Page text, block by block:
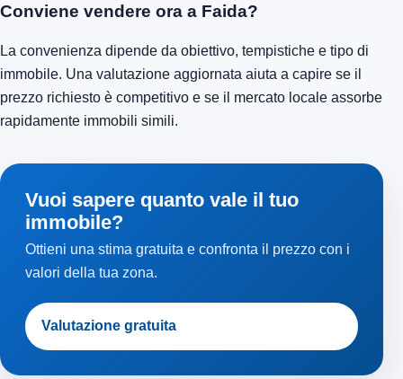
Conviene vendere ora a Faida?
La convenienza dipende da obiettivo, tempistiche e tipo di
immobile. Una valutazione aggiornata aiuta a capire se il
prezzo richiesto è competitivo e se il mercato locale assorbe
rapidamente immobili simili.
Vuoi sapere quanto vale il tuo
immobile?
Ottieni una stima gratuita e confronta il prezzo con i
valori della tua zona.
Valutazione gratuita